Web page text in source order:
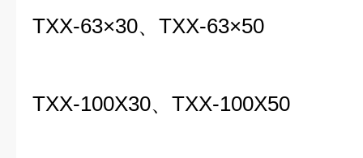
TXX-63×30、 TXX-63×50
TXX-100X30、 TXX-100X50